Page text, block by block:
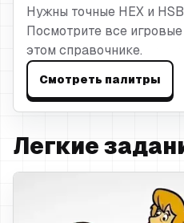
Нужны точные HEX и
Посмотрите все
этом справочнике.
Смотреть палитры
Легкие